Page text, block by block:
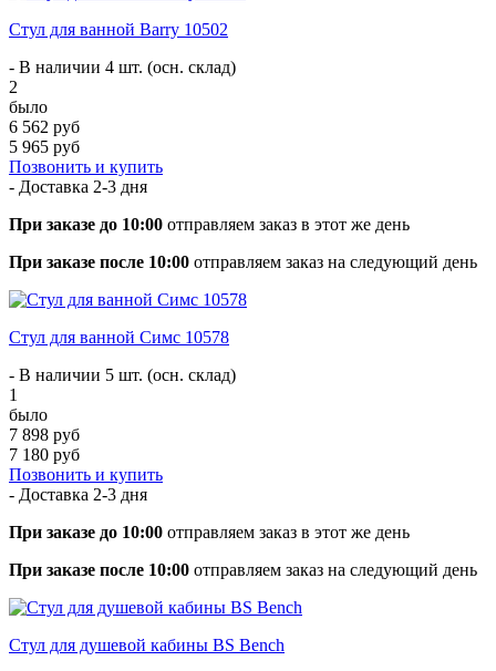
Стул для ванной Barry 10502
- В наличии 4 шт. (осн. склад)
2
было
6 562 руб
5 965 руб
Позвонить и купить
- Доставка 2-3 дня
При заказе до 10:00 отправляем заказ в этот же день
При заказе после 10:00 отправляем заказ на следующий день
Стул для ванной Симс 10578
- В наличии 5 шт. (осн. склад)
1
было
7 898 руб
7 180 руб
Позвонить и купить
- Доставка 2-3 дня
При заказе до 10:00 отправляем заказ в этот же день
При заказе после 10:00 отправляем заказ на следующий день
Стул для душевой кабины BS Bench